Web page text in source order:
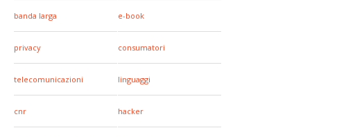
banda larga e-book
privacy consumatori
telecomunicazioni linguaggi
cnr hacker